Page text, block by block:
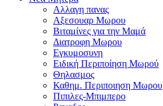
Αλλαγη πανας
Αξεσουαρ Μωρου
Βιταμίνες για την Μαμά
Διατροφη Μωρου
Εγκυμοσυνη
Ειδική Περιποίηση Μωρού
Θηλασμος
Καθημ. Περιποιηση Μωρου
Πιπιλες-Μπιμπερο